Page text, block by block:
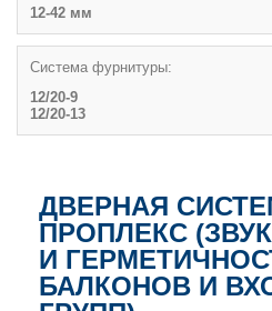
12-42 мм
Система фурнитуры:
12/20-9
12/20-13
ДВЕРНАЯ
ПРОПЛЕКС
И
БАЛКОНОВ И